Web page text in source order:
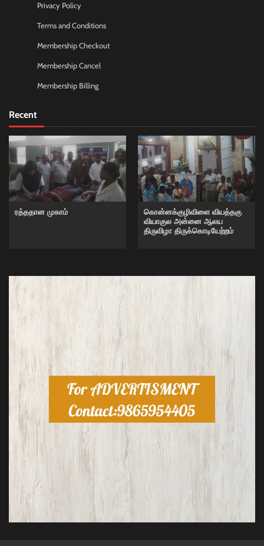
Privacy Policy
Terms and Conditions
Membership Checkout
Membership Cancel
Membership Billing
Recent
ரத்ததான முகாம்
கொன்னக்குழிவிளை வியத்தகு
வியாகுல அன்னை ஆலய
திருவிழா திருக்கொடியேற்றம்